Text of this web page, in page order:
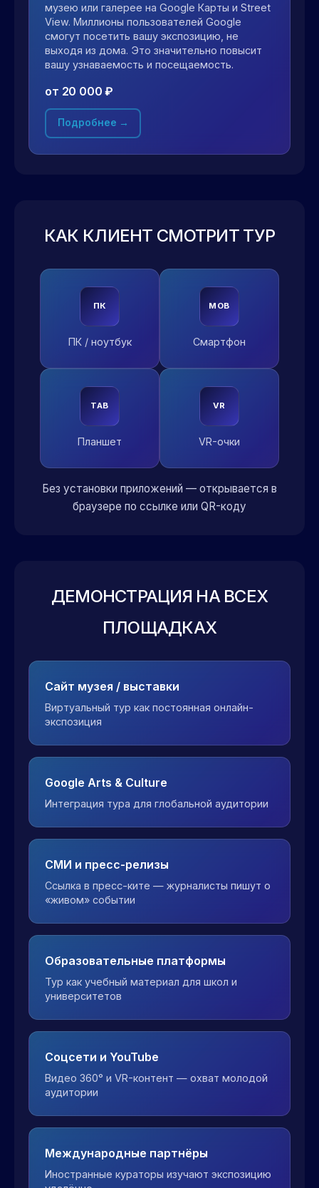
музею или галерее на Google Карты и Street
View. Миллионы пользователей Google
смогут посетить вашу экспозицию, не
выходя из дома. Это значительно повысит
вашу узнаваемость и посещаемость.
от 20 000 ₽
Подробнее →
КАК КЛИЕНТ СМОТРИТ ТУР
ПК
ПК / ноутбук
MOB
Смартфон
TAB
Планшет
VR
VR-очки
Без установки приложений — открывается в
браузере по ссылке или QR-коду
ДЕМОНСТРАЦИЯ НА ВСЕХ
ПЛОЩАДКАХ
Сайт музея / выставки
Виртуальный тур как постоянная онлайн-
экспозиция
Google Arts & Culture
Интеграция тура для глобальной аудитории
СМИ и пресс-релизы
Ссылка в пресс-ките — журналисты пишут о
«живом» событии
Образовательные платформы
Тур как учебный материал для школ и
университетов
Соцсети и YouTube
Видео 360° и VR-контент — охват молодой
аудитории
Международные партнёры
Иностранные кураторы изучают экспозицию